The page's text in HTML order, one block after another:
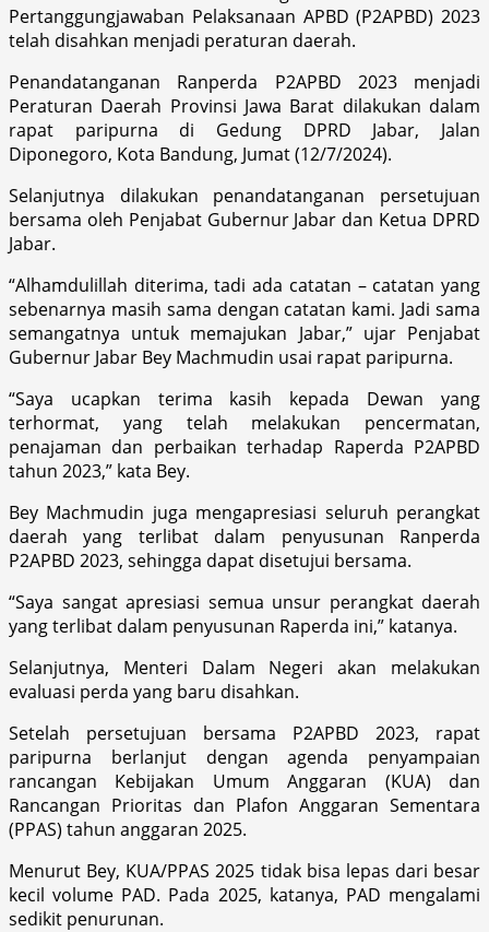
Pertanggungjawaban Pelaksanaan APBD (P2APBD) 2023
telah disahkan menjadi peraturan daerah.
Penandatanganan Ranperda P2APBD 2023 menjadi
Peraturan Daerah Provinsi Jawa Barat dilakukan dalam
rapat paripurna di Gedung DPRD Jabar, Jalan
Diponegoro, Kota Bandung, Jumat (12/7/2024).
Selanjutnya dilakukan penandatanganan persetujuan
bersama oleh Penjabat Gubernur Jabar dan Ketua DPRD
Jabar.
“Alhamdulillah diterima, tadi ada catatan – catatan yang
sebenarnya masih sama dengan catatan kami. Jadi sama
semangatnya untuk memajukan Jabar,” ujar Penjabat
Gubernur Jabar Bey Machmudin usai rapat paripurna.
“Saya ucapkan terima kasih kepada Dewan yang
terhormat, yang telah melakukan pencermatan,
penajaman dan perbaikan terhadap Raperda P2APBD
tahun 2023,” kata Bey.
Bey Machmudin juga mengapresiasi seluruh perangkat
daerah yang terlibat dalam penyusunan Ranperda
P2APBD 2023, sehingga dapat disetujui bersama.
“Saya sangat apresiasi semua unsur perangkat daerah
yang terlibat dalam penyusunan Raperda ini,” katanya.
Selanjutnya, Menteri Dalam Negeri akan melakukan
evaluasi perda yang baru disahkan.
Setelah persetujuan bersama P2APBD 2023, rapat
paripurna berlanjut dengan agenda penyampaian
rancangan Kebijakan Umum Anggaran (KUA) dan
Rancangan Prioritas dan Plafon Anggaran Sementara
(PPAS) tahun anggaran 2025.
Menurut Bey, KUA/PPAS 2025 tidak bisa lepas dari besar
kecil volume PAD. Pada 2025, katanya, PAD mengalami
sedikit penurunan.